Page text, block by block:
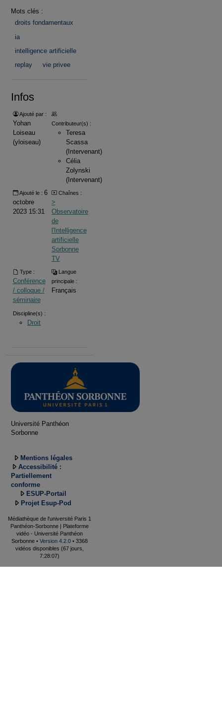
Mots clés :
droits fondamentaux
ia
intelligence artificielle
replay
vie privee
Infos
Ajouté par :
Yohan
Loiseau
(yloiseau)
Contributeur(s) :
Teresa
Scassa
(Intervenant)
Célia
Zolynski
(Intervenant)
Ajouté le : 6
octobre
2023 15:31
Chaînes :
>
Observatoire
de
l'Intelligence
artificielle
Sorbonne
TV
Type :
Conférence
/ colloque /
séminaire
Langue
principale :
Français
Discipline(s) :
Droit
Université Panthéon
Sorbonne
Mentions légales
Accessibilité :
Partiellement
conforme
ESUP-Portail
Projet Esup-Pod
Médiathèque de l'université Paris 1
Panthéon-Sorbonne | Plateforme
vidéo - Université Panthéon
Sorbonne • Version 4.2.0 • 3368
vidéos disponibles (67 jours,
7:28:07)